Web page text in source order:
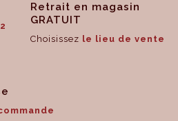
Retrait en magasin
GRATUIT
Choisissez le lieu de vente